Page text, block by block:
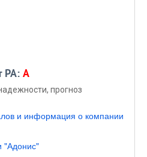
РА: A
прогноз
и информация о компании
"Адонис"